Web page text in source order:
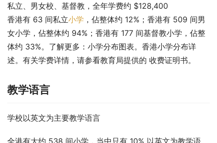
私立、男女校、基督教，全年学费约 $128,400
香港有 63 间私立小学 ，佔整体约 12%；香港有 509 间男
女小学，佔整体约 94%；香港有 177 间基督教小学，佔整
体约 33%。了解更多：小学分布图表。香港小学分布详
述。有关学费详情，请参看教育局提供的 收费证明书。
教学语言
学校以英文为主要教学语言
全港有大约 538 间小学，当中只有 10% 以英文为教学语